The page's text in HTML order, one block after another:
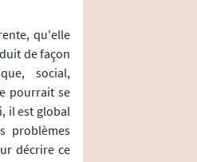
qu'elle
de façon
social,
pourrait se
il est global
problèmes
décrire ce